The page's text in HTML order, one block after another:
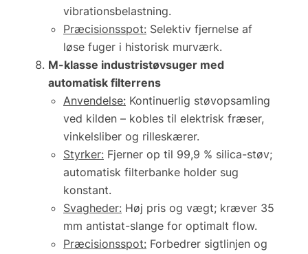
vibrationsbelastning.
Præcisionsspot: Selektiv fjernelse af
løse fuger i historisk murværk.
M-klasse industristøvsuger med
automatisk filterrens
Anvendelse: Kontinuerlig støvopsamling
ved kilden – kobles til elektrisk fræser,
vinkelsliber og rilleskærer.
Styrker: Fjerner op til 99,9 % silica-støv;
automatisk filterbanke holder sug
konstant.
Svagheder: Høj pris og vægt; kræver 35
mm antistat-slange for optimalt flow.
Præcisionsspot: Forbedrer sigtlinjen og